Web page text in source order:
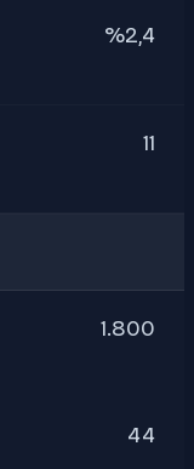
%2,4
11
1.800
44